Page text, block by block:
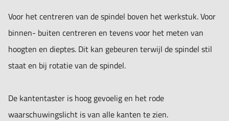
Voor het centreren van de spindel boven het werkstuk. Voor
binnen- buiten centreren en tevens voor het meten van
hoogten en dieptes. Dit kan gebeuren terwijl de spindel stil
staat en bij rotatie van de spindel.
De kantentaster is hoog gevoelig en het rode
waarschuwingslicht is van alle kanten te zien.